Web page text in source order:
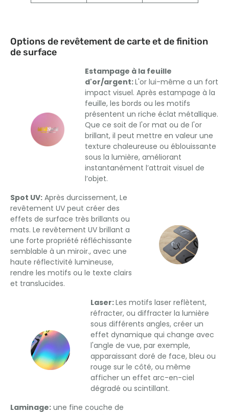
Options de revêtement de carte et de finition
de surface
Estampage à la feuille
d'or/argent:L'or lui-même a un fort
impact visuel. Après estampage à la
feuille, les bords ou les motifs
présentent un riche éclat métallique.
Que ce soit de l'or mat ou de l'or
brillant, il peut mettre en valeur une
texture chaleureuse ou éblouissante
sous la lumière, améliorant
instantanément l’attrait visuel de
l’objet.
Spot UV: Après durcissement, Le
revêtement UV peut créer des
effets de surface très brillants ou
mats. Le revêtement UV brillant a
une forte propriété réfléchissante
semblable à un miroir., avec une
haute réflectivité lumineuse,
rendre les motifs ou le texte clairs
et translucides.
Laser:Les motifs laser reflètent,
réfracter, ou diffracter la lumière
sous différents angles, créer un
effet dynamique qui change avec
l'angle de vue, par exemple,
apparaissant doré de face, bleu ou
rouge sur le côté, ou même
afficher un effet arc-en-ciel
dégradé ou scintillant.
Laminage: une fine couche de